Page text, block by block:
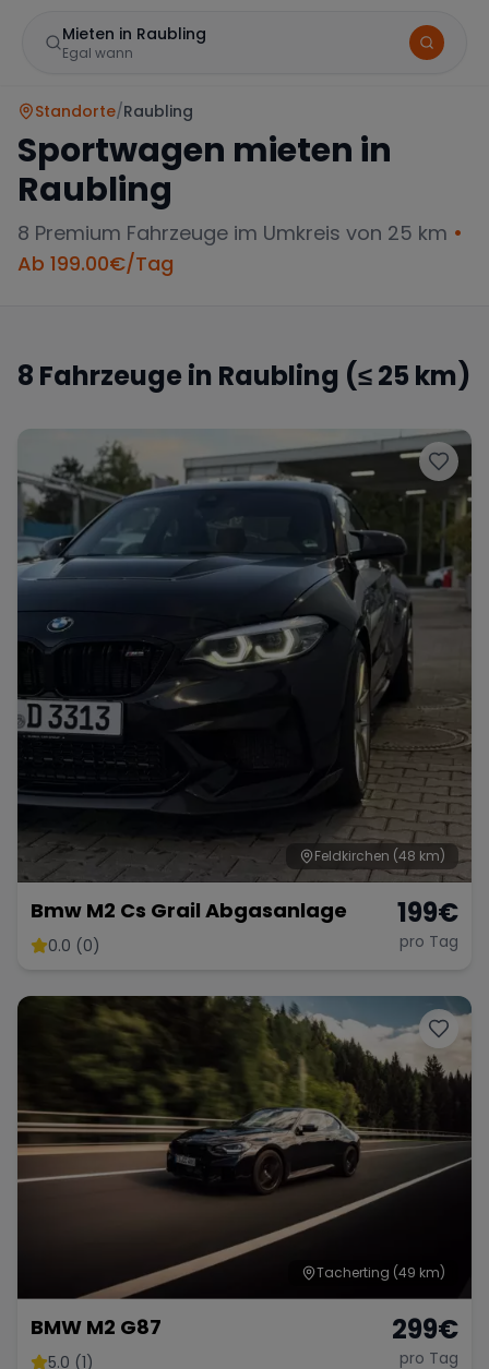
Mieten in Raubling
Egal wann
Porsche Lamborghini
Ford Jaguar
Tesla Dodge
Bentley Rolls Royce Aston Martin
Bugatti
Range Rover Corvette
Wann
Zeitraum wählen
Standorte/Raubling
Sportwagen mieten in
Raubling
8 Premium Fahrzeuge im Umkreis von 25 km •
Ab 199.00€/Tag
8 Fahrzeuge in Raubling (≤ 25 km)
Feldkirchen (48 km)
Bmw M2 Cs Grail Abgasanlage
0.0 (0)
199€
pro Tag
Tacherting (49 km)
BMW M2 G87
5.0 (1)
299€
pro Tag